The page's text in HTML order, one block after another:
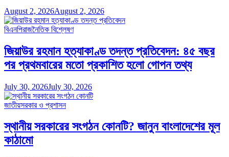
August 2, 2026August 2, 2026
বিএনপিরাজনৈতিক বিশ্লেষণ
জিয়াউর রহমান হত্যাকাণ্ড তদন্ত প্রতিবেদন: ৪৫ বছর
পর প্রথমবারের মতো প্রকাশিত হলো গোপন তথ্য
July 30, 2026July 30, 2026
জাতীয়সরকার ও প্রশাসন
স্থানীয় সরকারের সংগঠন কোনটি? জানুন বাংলাদেশের মূল
কাঠামো